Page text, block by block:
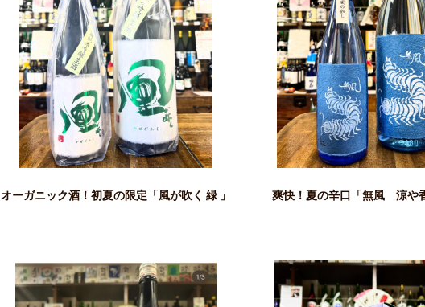
オーガニック酒！初夏の限定「風が吹く 緑 」 爽快！夏の辛口「無風 涼や